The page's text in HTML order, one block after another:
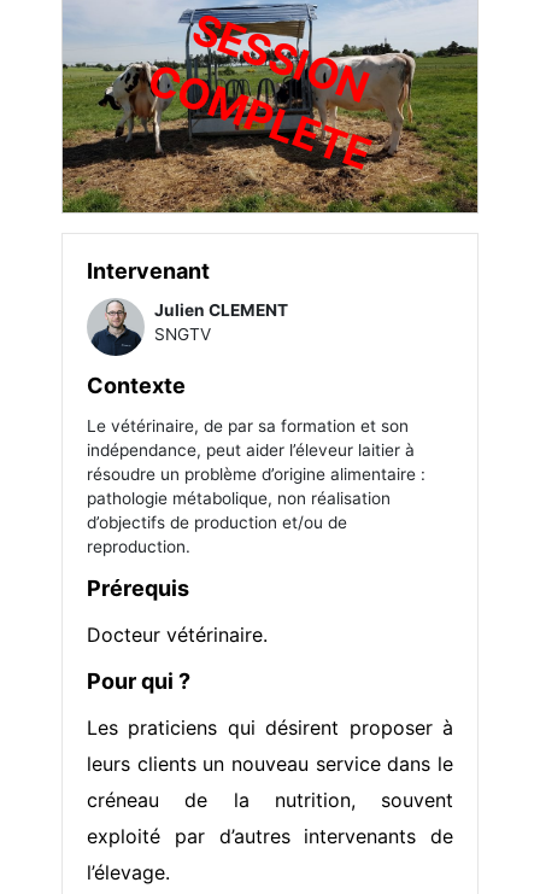
S
E
S
S
I
O
N C
O
M
P
L
E
T
E
Intervenant
Julien CLEMENT
SNGTV
Contexte
Le vétérinaire, de par sa formation et son
indépendance, peut aider l’éleveur laitier à
résoudre un problème d’origine alimentaire :
pathologie métabolique, non réalisation
d’objectifs de production et/ou de
reproduction.
Prérequis
Docteur vétérinaire.
Pour qui ?
Les praticiens qui désirent proposer à
leurs clients un nouveau service dans le
créneau de la nutrition, souvent
exploité par d’autres intervenants de
l’élevage.